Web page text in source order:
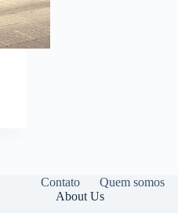
Contato Quem somos
About Us